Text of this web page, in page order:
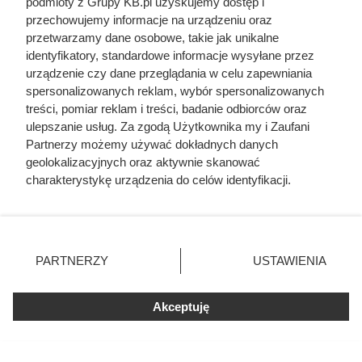
Płytki na
podłogę
Preparat gruntujący
Płytki na
podłogę
Robocizna - układanie płytek na podłodze
Panele
podłogowe
Panele podłogowe
Panele
podłogowe
Podkład pod panele podłogowe
podłogowe
Listwa progowa
podłogowych
przechowujemy informacje na urządzeniu oraz
przetwarzamy dane osobowe, takie jak unikalne
identyfikatory, standardowe informacje wysyłane przez
urządzenie czy dane przeglądania w celu zapewniania
spersonalizowanych reklam, wybór spersonalizowanych
treści, pomiar reklam i treści, badanie odbiorców oraz
ulepszanie usług. Za zgodą Użytkownika my i Zaufani
Partnerzy możemy używać dokładnych danych
geolokalizacyjnych oraz aktywnie skanować
charakterystykę urządzenia do celów identyfikacji.
zmienić/wycofać klikając przycisk ustawień prywatności
znajdujący się w lewym dolnym rogu strony. Niektóre
użytkownika, ale masz prawo sprzeciwić się takiemu
przetwarzaniu. Preferencje będą miały zastosowania tylko
PARTNERZY USTAWIENIA
Akceptuję